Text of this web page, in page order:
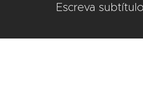
Escreva